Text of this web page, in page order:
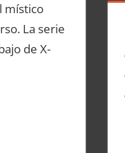
místico
La serie
de X-